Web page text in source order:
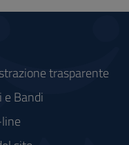
trasparente
e Bandi